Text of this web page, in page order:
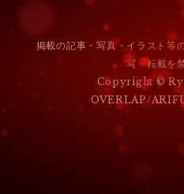
ナ
ー
シ
掲載の記事・写真・イラスト等
写・転載を
Copyright ©
OVERLAP/